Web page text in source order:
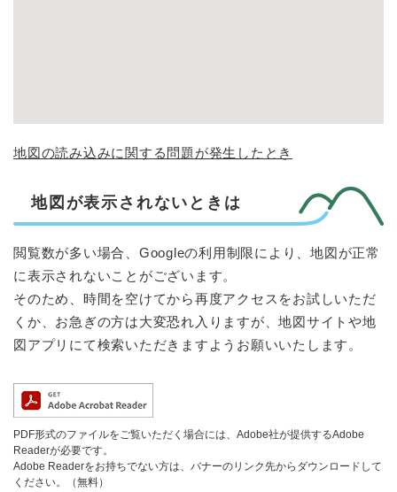
地図の読み込みに関する問題が発生したとき
地図が表示されないときは
閲覧数が多い場合、Googleの利用制限により、地図が正常
に表示されないことがございます。
そのため、時間を空けてから再度アクセスをお試しいただ
くか、お急ぎの方は大変恐れ入りますが、地図サイトや地
図アプリにて検索いただきますようお願いいたします。
PDF形式のファイルをご覧いただく場合には、Adobe社が提供するAdobe
Readerが必要です。
Adobe Readerをお持ちでない方は、バナーのリンク先からダウンロードして
ください。（無料）